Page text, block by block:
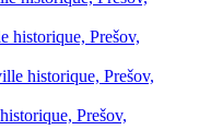
historique, Prešov,
historique, Prešov,
Prešov,